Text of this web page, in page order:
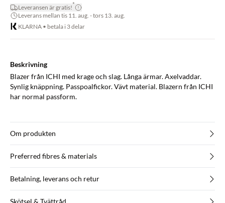
Leveransen är gratis!*
Leverans mellan tis 11. aug. - tors 13. aug.
KLARNA • betala i 3 delar
Beskrivning
Blazer från ICHI med krage och slag. Långa ärmar. Axelvaddar.
Synlig knäppning. Passpoalfickor. Vävt material. Blazern från ICHI
har normal passform.
Om produkten
Preferred fibres & materials
Betalning, leverans och retur
Skötsel & Tvättråd